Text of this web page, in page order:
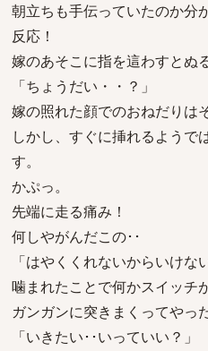
朝立ちも手伝っていたのか分
反応！
嫁のあそこに指を這わすとぬ
「ちょうだい・・？」
嫁の照れた顔でのおねだりは
しかし、すぐに挿れるようで
す。
かぷっ。
先端に走る痛み！
何しやがんだこの･･
「はやくくれないからいけな
噛まれたことで何かスイッチ
ガンガンに突きまくってやっ
「いきたい･･いっていい？」